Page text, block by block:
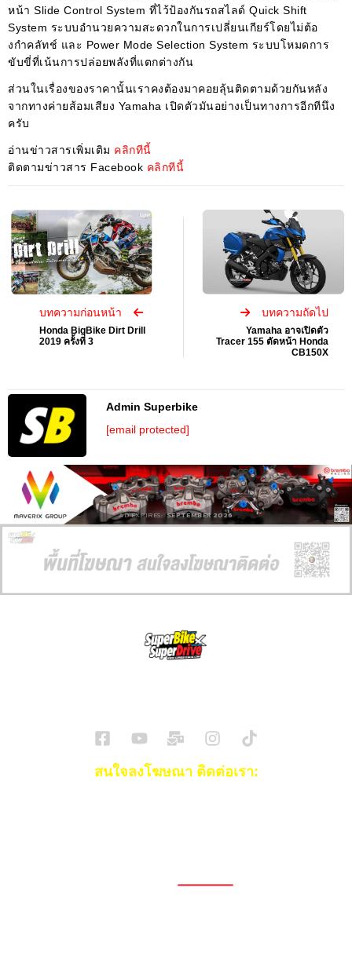
หน้า Slide Control System ที่ไว้ป้องกันรถสไลด์ Quick Shift
System ระบบอำนวยความสะดวกในการเปลี่ยนเกียร์โดยไม่ต้อ
งกำคลัทช์ และ Power Mode Selection System ระบบโหมดการ
ขับขี่ที่เน้นการปล่อยพลังที่แตกต่างกัน
ส่วนในเรื่องของราคานั้นเราคงต้องมาคอยลุ้นติดตามด้วยกันหลัง
จากทางค่ายส้อมเสียง Yamaha เปิดตัวมันอย่างเป็นทางการอีกทีนึง
ครับ
อ่านข่าวสารเพิ่มเติม คลิกทีนี้
ติดตามข่าวสาร Facebook คลิกทีนี้
บทความก่อนหน้า
Honda BigBike Dirt Drill
2019 ครั้งที่ 3
บทความถัดไป
Yamaha อาจเปิดตัว
Tracer 155 ตัดหน้า Honda
CB150X
Admin Superbike
[email protected]
AD EXPIRES: SEPTEMBER 2026
สนใจลงโฆษณา ติดต่อเรา: